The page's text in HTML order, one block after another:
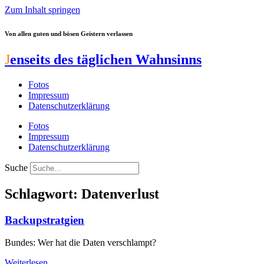
Zum Inhalt springen
Von allen guten und bösen Geistern verlassen
Jenseits des täglichen Wahnsinns
Fotos
Impressum
Datenschutzerklärung
Fotos
Impressum
Datenschutzerklärung
Suche
Schlagwort: Datenverlust
Backupstratgien
Bundes: Wer hat die Daten verschlampt?